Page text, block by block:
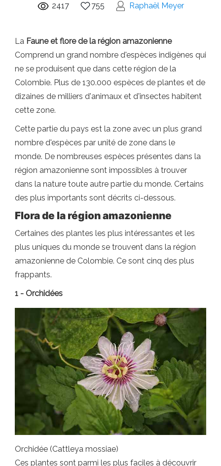
2417 755 Raphaël Meyer
La Faune et flore de la région amazonienne
Comprend un grand nombre d'espèces indigènes qui
ne se produisent que dans cette région de la
Colombie. Plus de 130.000 espèces de plantes et de
dizaines de milliers d'animaux et d'insectes habitent
cette zone.
Cette partie du pays est la zone avec un plus grand
nombre d'espèces par unité de zone dans le
monde. De nombreuses espèces présentes dans la
région amazonienne sont impossibles à trouver
dans la nature toute autre partie du monde. Certains
des plus importants sont décrits ci-dessous.
Flora de la région amazonienne
Certaines des plantes les plus intéressantes et les
plus uniques du monde se trouvent dans la région
amazonienne de Colombie. Ce sont cinq des plus
frappants.
1 - Orchidées
Orchidée (Cattleya mossiae)
Ces plantes sont parmi les plus faciles à découvrir